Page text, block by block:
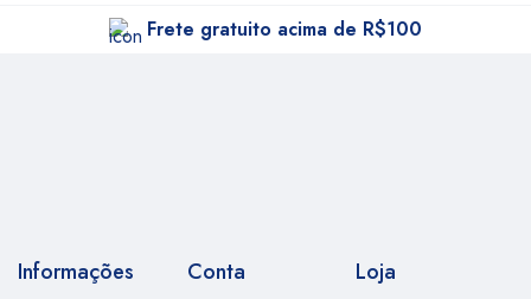
Frete gratuito acima de R$100
Informações Conta Loja